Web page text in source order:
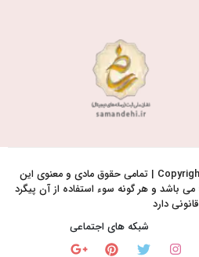
Copyright © 2019 All rights reserved | تمامی حقوق مادی و معنوی این
سایت مربوط به senso perfume می باشد و هر گونه سوء استفاده از آن پیگرد
قانونی دارد
شبکه های اجتماعی